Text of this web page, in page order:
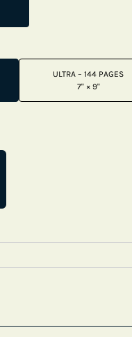
ULTRA – 144 PAGES
7" × 9"